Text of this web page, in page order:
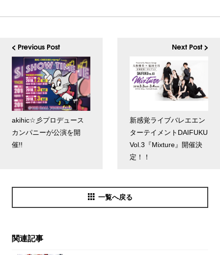
< Previous Post
akihic☆彡プロデュース
カンパニーが公演を開
催!!
Next Post >
新感覚ライブバレエエン
ターテイメントDAIFUKU
Vol.3『Mixture』開催決
定！！
一覧へ戻る
関連記事